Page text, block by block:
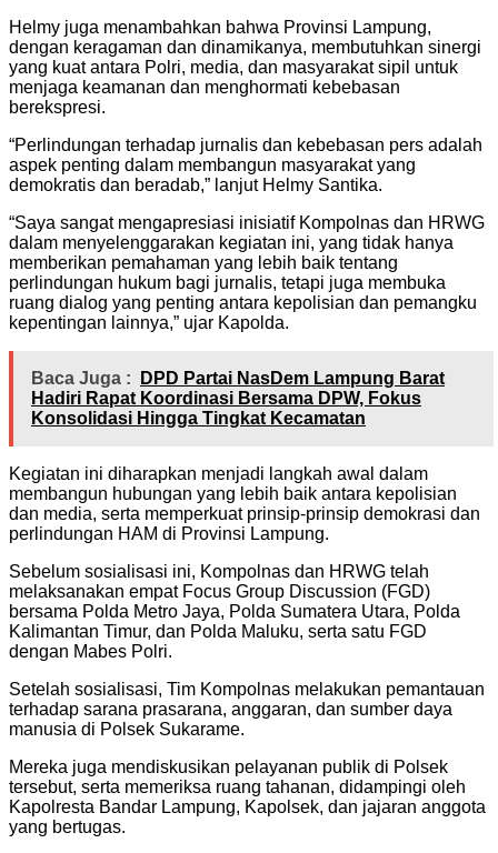
Helmy juga menambahkan bahwa Provinsi Lampung,
dengan keragaman dan dinamikanya, membutuhkan sinergi
yang kuat antara Polri, media, dan masyarakat sipil untuk
menjaga keamanan dan menghormati kebebasan
berekspresi.
“Perlindungan terhadap jurnalis dan kebebasan pers adalah
aspek penting dalam membangun masyarakat yang
demokratis dan beradab,” lanjut Helmy Santika.
“Saya sangat mengapresiasi inisiatif Kompolnas dan HRWG
dalam menyelenggarakan kegiatan ini, yang tidak hanya
memberikan pemahaman yang lebih baik tentang
perlindungan hukum bagi jurnalis, tetapi juga membuka
ruang dialog yang penting antara kepolisian dan pemangku
kepentingan lainnya,” ujar Kapolda.
Baca Juga :
DPD Partai NasDem Lampung Barat
Hadiri Rapat Koordinasi Bersama DPW, Fokus
Konsolidasi Hingga Tingkat Kecamatan
Kegiatan ini diharapkan menjadi langkah awal dalam
membangun hubungan yang lebih baik antara kepolisian
dan media, serta memperkuat prinsip-prinsip demokrasi dan
perlindungan HAM di Provinsi Lampung.
Sebelum sosialisasi ini, Kompolnas dan HRWG telah
melaksanakan empat Focus Group Discussion (FGD)
bersama Polda Metro Jaya, Polda Sumatera Utara, Polda
Kalimantan Timur, dan Polda Maluku, serta satu FGD
dengan Mabes Polri.
Setelah sosialisasi, Tim Kompolnas melakukan pemantauan
terhadap sarana prasarana, anggaran, dan sumber daya
manusia di Polsek Sukarame.
Mereka juga mendiskusikan pelayanan publik di Polsek
tersebut, serta memeriksa ruang tahanan, didampingi oleh
Kapolresta Bandar Lampung, Kapolsek, dan jajaran anggota
yang bertugas.